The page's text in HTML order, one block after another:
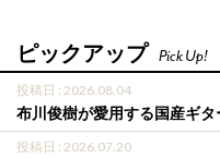
ピックアップ Pick Up!
投稿日 : 2026.08.04
布川俊樹が愛用する国産ギ
投稿日 : 2026.07.20